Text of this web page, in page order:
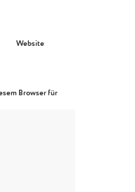
Website
Browser für